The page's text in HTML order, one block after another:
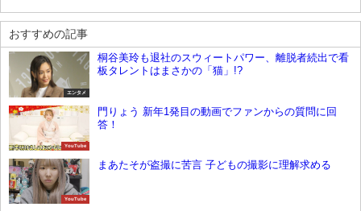
おすすめの記事
エンタメ
桐谷美玲も退社のスウィートパワー、離脱者続出で看
板タレントはまさかの「猫」!?
YouTube
門りょう 新年1発目の動画でファンからの質問に回
答！
YouTube
まあたそが盗撮に苦言 子どもの撮影に理解求める